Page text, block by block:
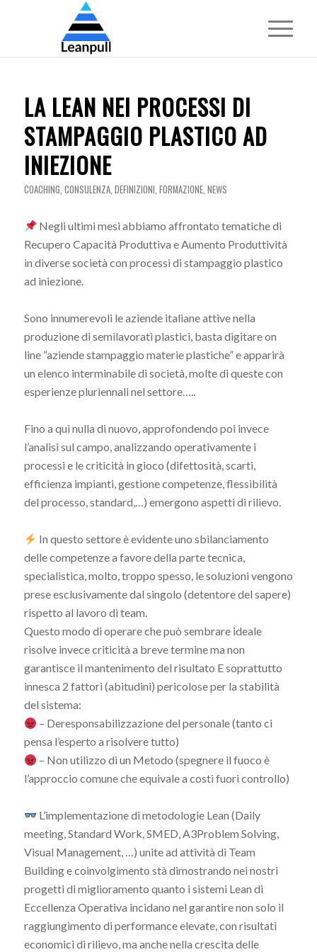
LA LEAN NEI PROCESSI DI
STAMPAGGIO PLASTICO AD
INIEZIONE
COACHING, CONSULENZA, DEFINIZIONI, FORMAZIONE, NEWS
Negli ultimi mesi abbiamo affrontato tematiche di
Recupero Capacità Produttiva e Aumento Produttività
in diverse società con processi di stampaggio plastico
ad iniezione.
Sono innumerevoli le aziende italiane attive nella
produzione di semilavorati plastici, basta digitare on
line “aziende stampaggio materie plastiche” e apparirà
un elenco interminabile di società, molte di queste con
esperienze pluriennali nel settore…..
Fino a quì nulla di nuovo, approfondendo poi invece
l’analisi sul campo, analizzando operativamente i
processi e le criticità in gioco (difettosità, scarti,
efficienza impianti, gestione competenze, flessibilità
del processo, standard,…) emergono aspetti di rilievo.
In questo settore è evidente uno sbilanciamento
delle competenze a favore della parte tecnica,
specialistica, molto, troppo spesso, le soluzioni vengono
prese esclusivamente dal singolo (detentore del sapere)
rispetto al lavoro di team.
Questo modo di operare che può sembrare ideale
risolve invece criticità a breve termine ma non
garantisce il mantenimento del risultato E soprattutto
innesca 2 fattori (abitudini) pericolose per la stabilità
del sistema:
– Deresponsabilizzazione del personale (tanto ci
pensa l’esperto a risolvere tutto)
– Non utilizzo di un Metodo (spegnere il fuoco è
l’approccio comune che equivale a costi fuori controllo)
L’implementazione di metodologie Lean (Daily
meeting, Standard Work, SMED, A3Problem Solving,
Visual Management, …) unite ad attività di Team
Building e coinvolgimento stà dimostrando nei nostri
progetti di miglioramento quanto i sistemi Lean di
Eccellenza Operativa incidano nel garantire non solo il
raggiungimento di performance elevate, con risultati
economici di rilievo, ma anche nella crescita delle